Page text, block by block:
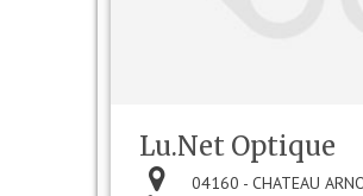
Lu.Net Optique
04160 - CHATEAU